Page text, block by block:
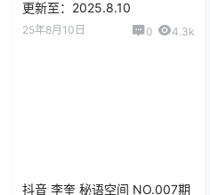
更新至：2025.8.10
25年8月10日 0 4.3k
抖音 李奎 秘语空间 NO.007期